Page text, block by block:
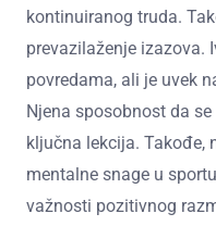
kontinuiranog truda.
prevazilaženje izazova.
povredama, ali je uvek
Njena sposobnost da
ključna lekcija. Takođe,
mentalne snage u
važnosti pozitivnog